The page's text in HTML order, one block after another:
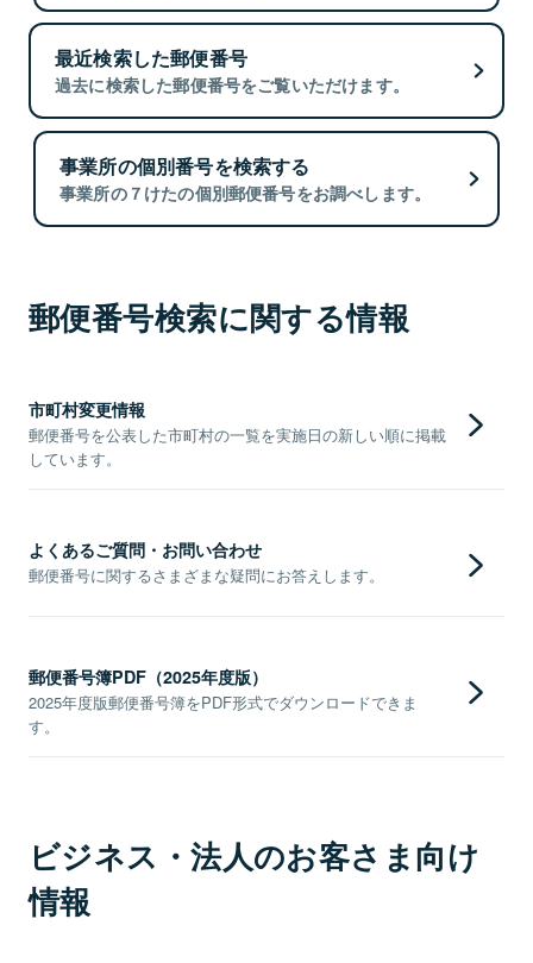
最近検索した郵便番号
過去に検索した郵便番号をご覧いただけます。
事業所の個別番号を検索する
事業所の７けたの個別郵便番号をお調べします。
郵便番号検索に関する情報
市町村変更情報
郵便番号を公表した市町村の一覧を実施日の新しい順に掲載
しています。
よくあるご質問・お問い合わせ
郵便番号に関するさまざまな疑問にお答えします。
郵便番号簿PDF（2025年度版）
2025年度版郵便番号簿をPDF形式でダウンロードできま
す。
ビジネス・法人のお客さま向け
情報